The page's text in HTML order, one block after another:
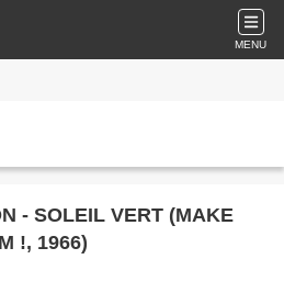
MENU
- SOLEIL VERT (MAKE
!, 1966)